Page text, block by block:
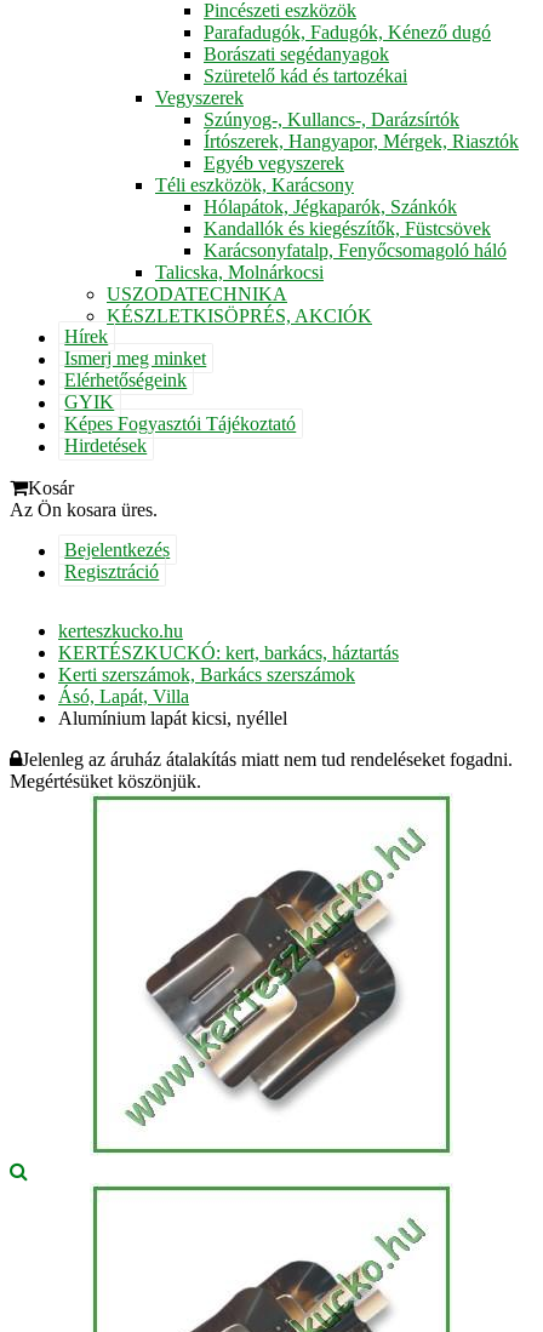
Pincészeti eszközök
Parafadugók, Fadugók, Kénező dugó
Borászati segédanyagok
Szüretelő kád és tartozékai
Vegyszerek
Szúnyog-, Kullancs-, Darázsírtók
Írtószerek, Hangyapor, Mérgek, Riasztók
Egyéb vegyszerek
Téli eszközök, Karácsony
Hólapátok, Jégkaparók, Szánkók
Kandallók és kiegészítők, Füstcsövek
Karácsonyfatalp, Fenyőcsomagoló háló
Talicska, Molnárkocsi
USZODATECHNIKA
KÉSZLETKISÖPRÉS, AKCIÓK
Hírek
Ismerj meg minket
Elérhetőségeink
GYIK
Képes Fogyasztói Tájékoztató
Hirdetések
Kosár
Az Ön kosara üres.
Bejelentkezés
Regisztráció
kerteszkucko.hu
KERTÉSZKUCKÓ: kert, barkács, háztartás
Kerti szerszámok, Barkács szerszámok
Ásó, Lapát, Villa
Alumínium lapát kicsi, nyéllel
Jelenleg az áruház átalakítás miatt nem tud rendeléseket fogadni.
Megértésüket köszönjük.